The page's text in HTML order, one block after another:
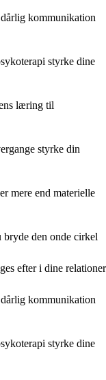
kommunikation
styrke dine
læring til
styrke din
mere end materielle
bryde den onde cirkel
efter i dine relationer
kommunikation
styrke dine